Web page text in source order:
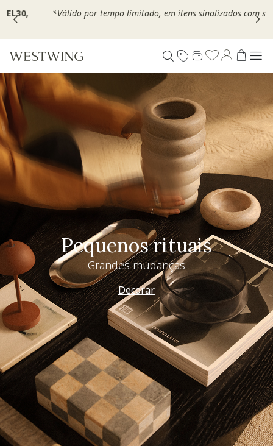
Escolha seu VOUCHER e ganhe até 30% OFF*: useMOVEL30,
Especial Dia dos Pais
Westwing + @_nathaliacandelaria
Vem ver